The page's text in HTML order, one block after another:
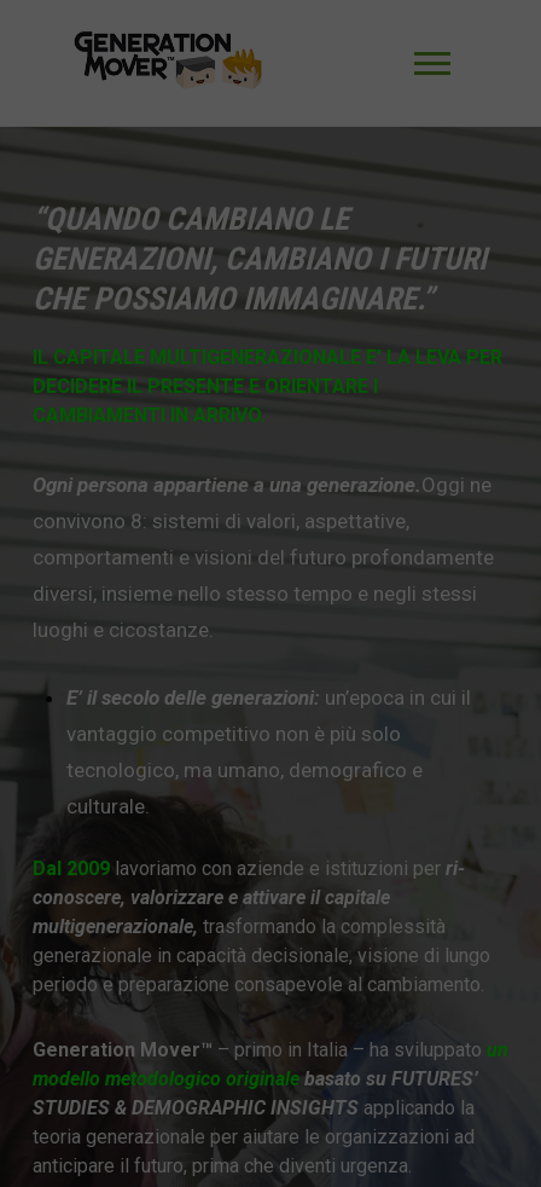
Generation
Mover
“QUANDO CAMBIANO LE
GENERAZIONI, CAMBIANO I FUTURI
CHE POSSIAMO IMMAGINARE.”
IL CAPITALE MULTIGENERAZIONALE E’ LA LEVA PER
DECIDERE IL PRESENTE E ORIENTARE I
CAMBIAMENTI IN ARRIVO.
Ogni persona appartiene a una generazione.Oggi ne
convivono 8: sistemi di valori, aspettative,
comportamenti e visioni del futuro profondamente
diversi, insieme nello stesso tempo e negli stessi
luoghi e cicostanze.
E’ il secolo delle generazioni: un’epoca in cui il
vantaggio competitivo non è più solo
tecnologico, ma umano, demografico e
culturale.
Dal 2009lavoriamo con aziende e istituzioni perri-
conoscere, valorizzare e attivareil capitale
multigenerazionale, trasformando la complessità
generazionale in capacità decisionale, visione di lungo
periodo e preparazione consapevole al cambiamento.
Generation Mover™ – primo in Italia – ha sviluppato un
modello metodologico originalebasato su FUTURES’
STUDIES & DEMOGRAPHIC INSIGHTS applicando la
teoria generazionale per aiutare le organizzazioni ad
anticipare il futuro, prima che diventi urgenza.